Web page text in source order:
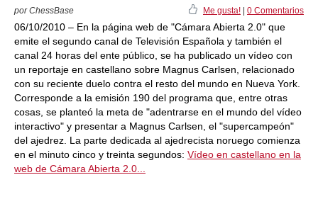
por ChessBase Me gusta! 0 Comentarios
06/10/2010 – En la página web de "Cámara Abierta 2.0" que
emite el segundo canal de Televisión Española y también el
canal 24 horas del ente público, se ha publicado un vídeo con
un reportaje en castellano sobre Magnus Carlsen, relacionado
con su reciente duelo contra el resto del mundo en Nueva York.
Corresponde a la emisión 190 del programa que, entre otras
cosas, se planteó la meta de "adentrarse en el mundo del vídeo
interactivo" y presentar a Magnus Carlsen, el "supercampeón"
del ajedrez. La parte dedicada al ajedrecista noruego comienza
en el minuto cinco y treinta segundos: Vídeo en castellano en la
web de Cámara Abierta 2.0...